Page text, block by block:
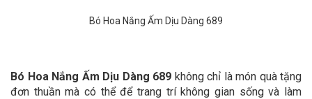
Bó Hoa Nắng Ấm Dịu Dàng 689
Bó Hoa Nắng Ấm Dịu Dàng 689 không chỉ là món quà tặng
đơn thuần mà có thể để trang trí không gian sống và làm